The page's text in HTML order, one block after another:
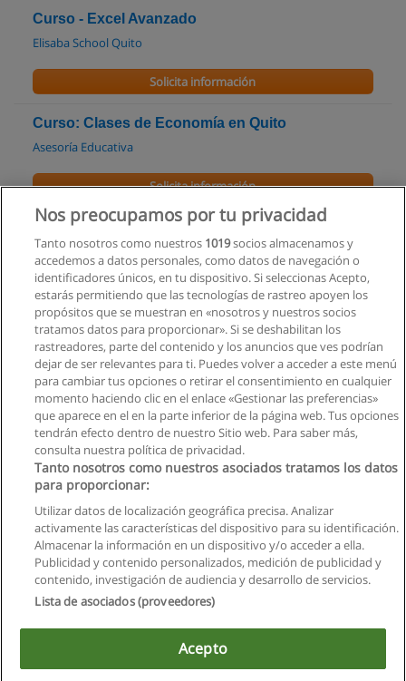
Curso - Excel Avanzado
Elisaba School Quito
Solicita información
Curso: Clases de Economía en Quito
Asesoría Educativa
Solicita información
Curso de Identificación de dólares falsos
Centro de Formación Empresarial
Solicita información
Curso de Planificación y Control Financiero
Centro de Formación Empresarial
Solicita información
Privacidad de datos
Contactar con Educaedu
Copyright © Educaedu Business S.L. - CIF : B-95610580: -
Nos preocupamos por tu privacidad
Tanto nosotros como nuestros 1019socios almacenamos y
accedemos a datos personales, como datos de navegación o
identificadores únicos, en tu dispositivo. Si seleccionas Acepto,
estarás permitiendo que las tecnologías de rastreo apoyen los
propósitos que se muestran en «nosotros y nuestros socios
tratamos datos para proporcionar». Si se deshabilitan los
rastreadores, parte del contenido y los anuncios que ves podrían
dejar de ser relevantes para ti. Puedes volver a acceder a este menú
para cambiar tus opciones o retirar el consentimiento en cualquier
momento haciendo clic en el enlace «Gestionar las preferencias»
que aparece en el en la parte inferior de la página web. Tus opciones
tendrán efecto dentro de nuestro Sitio web. Para saber más,
consulta nuestra política de privacidad.
Tanto nosotros como nuestros asociados tratamos los datos
para proporcionar:
Utilizar datos de localización geográfica precisa. Analizar
activamente las características del dispositivo para su identificación.
Almacenar la información en un dispositivo y/o acceder a ella.
Publicidad y contenido personalizados, medición de publicidad y
contenido, investigación de audiencia y desarrollo de servicios.
Lista de asociados (proveedores)
Acepto